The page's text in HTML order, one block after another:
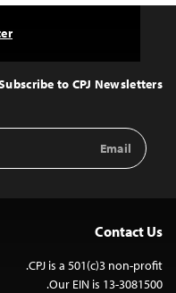
Top
to CPJ Newsletters:
Email
Address
Contact Us
CPJ is a 501(c)3 non-profit.
Our EIN is 13-3081500.